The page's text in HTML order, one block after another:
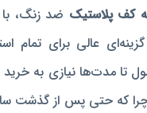
ضد زنگ، با
عالی برای تمام
تا مدت‌ها نیازی به
که حتی پس از گذشت